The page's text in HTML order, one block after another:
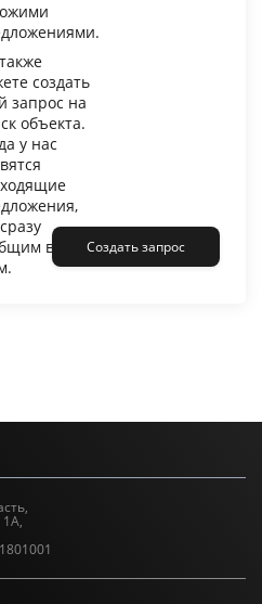
создать
запрос на
объекта.
у нас
вам обСоздать запрос